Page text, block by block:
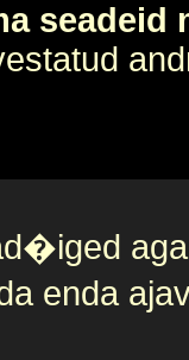
seadeid
enda